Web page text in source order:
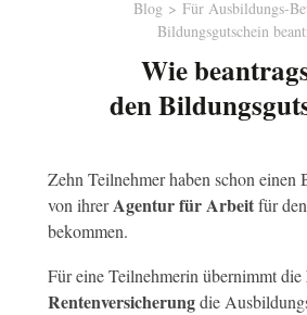
Blog
Für Ausbildungs-
Bildungsgutschein
Wie
den
Zehn Teilnehmer haben schon einen
von ihrerAgentur für Arbeitfür
bekommen.
Für eine Teilnehmerin übernimmt die
Rentenversicherungdie